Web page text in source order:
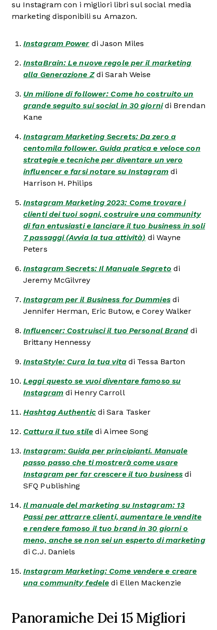
su Instagram con i migliori libri sul social media
marketing disponibili su Amazon.
Instagram Power di Jason Miles
InstaBrain: Le nuove regole per il marketing
alla Generazione Zdi Sarah Weise
Un milione di follower: Come ho costruito un
grande seguito sui social in 30 giornidi Brendan
Kane
Instagram Marketing Secrets: Da zero a
centomila follower. Guida pratica e veloce con
strategie e tecniche per diventare un vero
influencer e farsi notare su Instagramdi
Harrison H. Philips
Instagram Marketing 2023: Come trovare i
clienti dei tuoi sogni, costruire una community
di fan entusiasti e lanciare il tuo business in soli
7 passaggi (Avvia la tua attività) di Wayne
Peters
Instagram Secrets: Il Manuale Segreto di
Jeremy McGilvrey
Instagram per il Business for Dummiesdi
Jennifer Herman, Eric Butow, e Corey Walker
Influencer: Costruisci il tuo Personal Branddi
Brittany Hennessy
InstaStyle: Cura la tua vitadi Tessa Barton
Leggi questo se vuoi diventare famoso su
Instagramdi Henry Carroll
Hashtag Authenticdi Sara Tasker
Cattura il tuo stile di Aimee Song
Instagram: Guida per principianti. Manuale
passo passo che ti mostrerà come usare
Instagram per far crescere il tuo business di
SFQ Publishing
Il manuale del marketing su Instagram: 13
Passi per attrarre clienti, aumentare le vendite
e rendere famoso il tuo brand in 30 giorni o
meno, anche se non sei un esperto di marketing
di C.J. Daniels
Instagram Marketing: Come vendere e creare
una community fedele di Ellen Mackenzie
Panoramiche Dei 15 Migliori